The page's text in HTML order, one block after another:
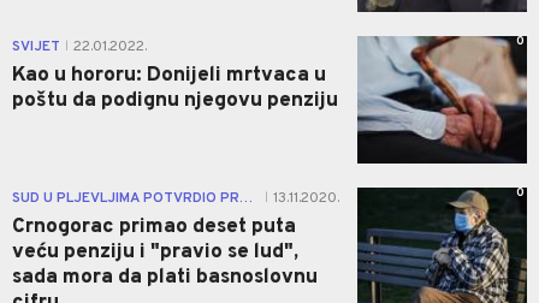
SVIJET 22.01.2022.
Kao u hororu: Donijeli mrtvaca u
poštu da podignu njegovu penziju
0
SUD U PLJEVLJIMA POTVRDIO PRESUDU 13.11.2020.
Crnogorac primao deset puta
veću penziju i "pravio se lud",
sada mora da plati basnoslovnu
0